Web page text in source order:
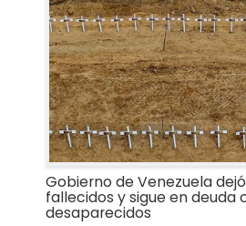
Gobierno de Venezuela
fallecidos y sigue en deuda
desaparecidos